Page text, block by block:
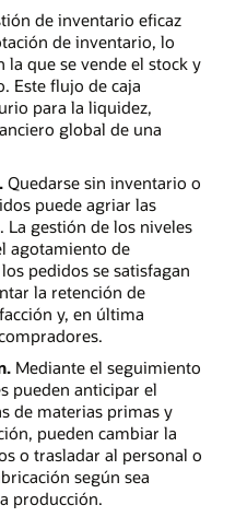
de inventario eficaz
de inventario, lo
la que se vende el stock y
Este flujo de caja
para la liquidez,
global de una
Quedarse sin inventario o
puede agriar las
La gestión de los niveles
agotamiento de
pedidos se satisfagan
la retención de
y, en última
Mediante el seguimiento
pueden anticipar el
de materias primas y
pueden cambiar la
o trasladar al personal o
según sea
producción.